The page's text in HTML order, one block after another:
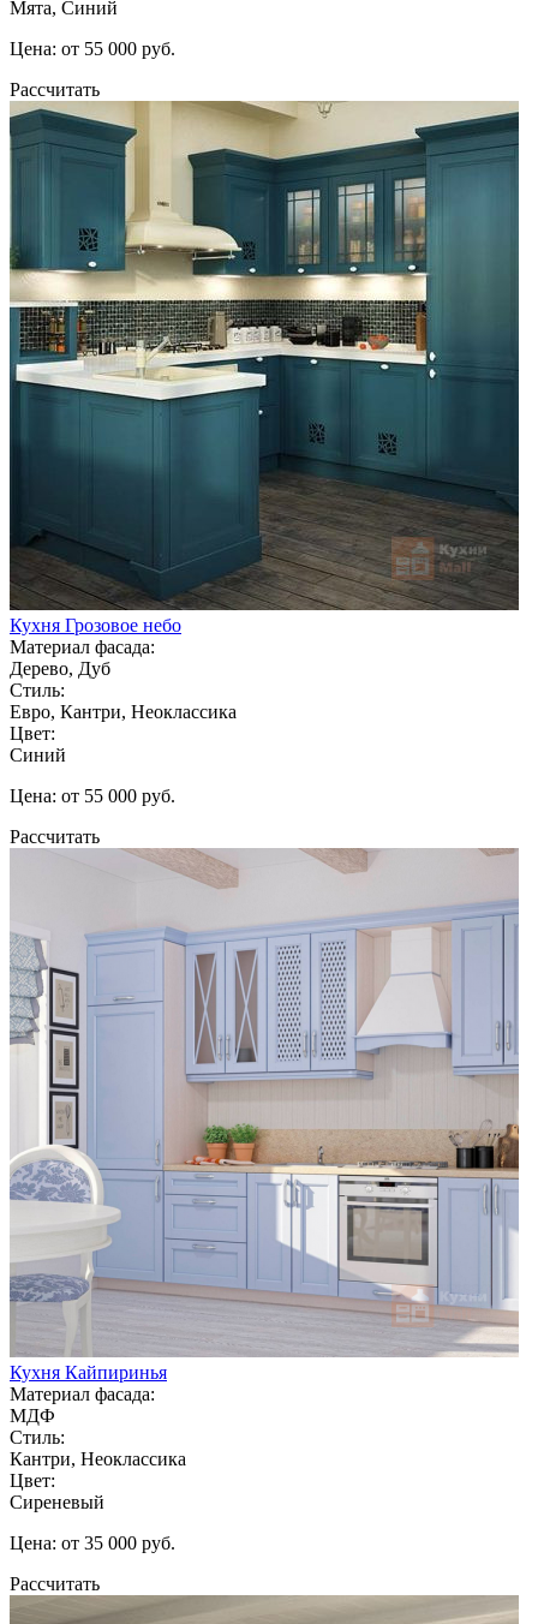
Мята, Синий
Цена: от 55 000 руб.
Рассчитать
Кухня Грозовое небо
Материал фасада:
Дерево, Дуб
Стиль:
Евро, Кантри, Неоклассика
Цвет:
Синий
Цена: от 55 000 руб.
Рассчитать
Кухня Кайпиринья
Материал фасада:
МДФ
Стиль:
Кантри, Неоклассика
Цвет:
Сиреневый
Цена: от 35 000 руб.
Рассчитать